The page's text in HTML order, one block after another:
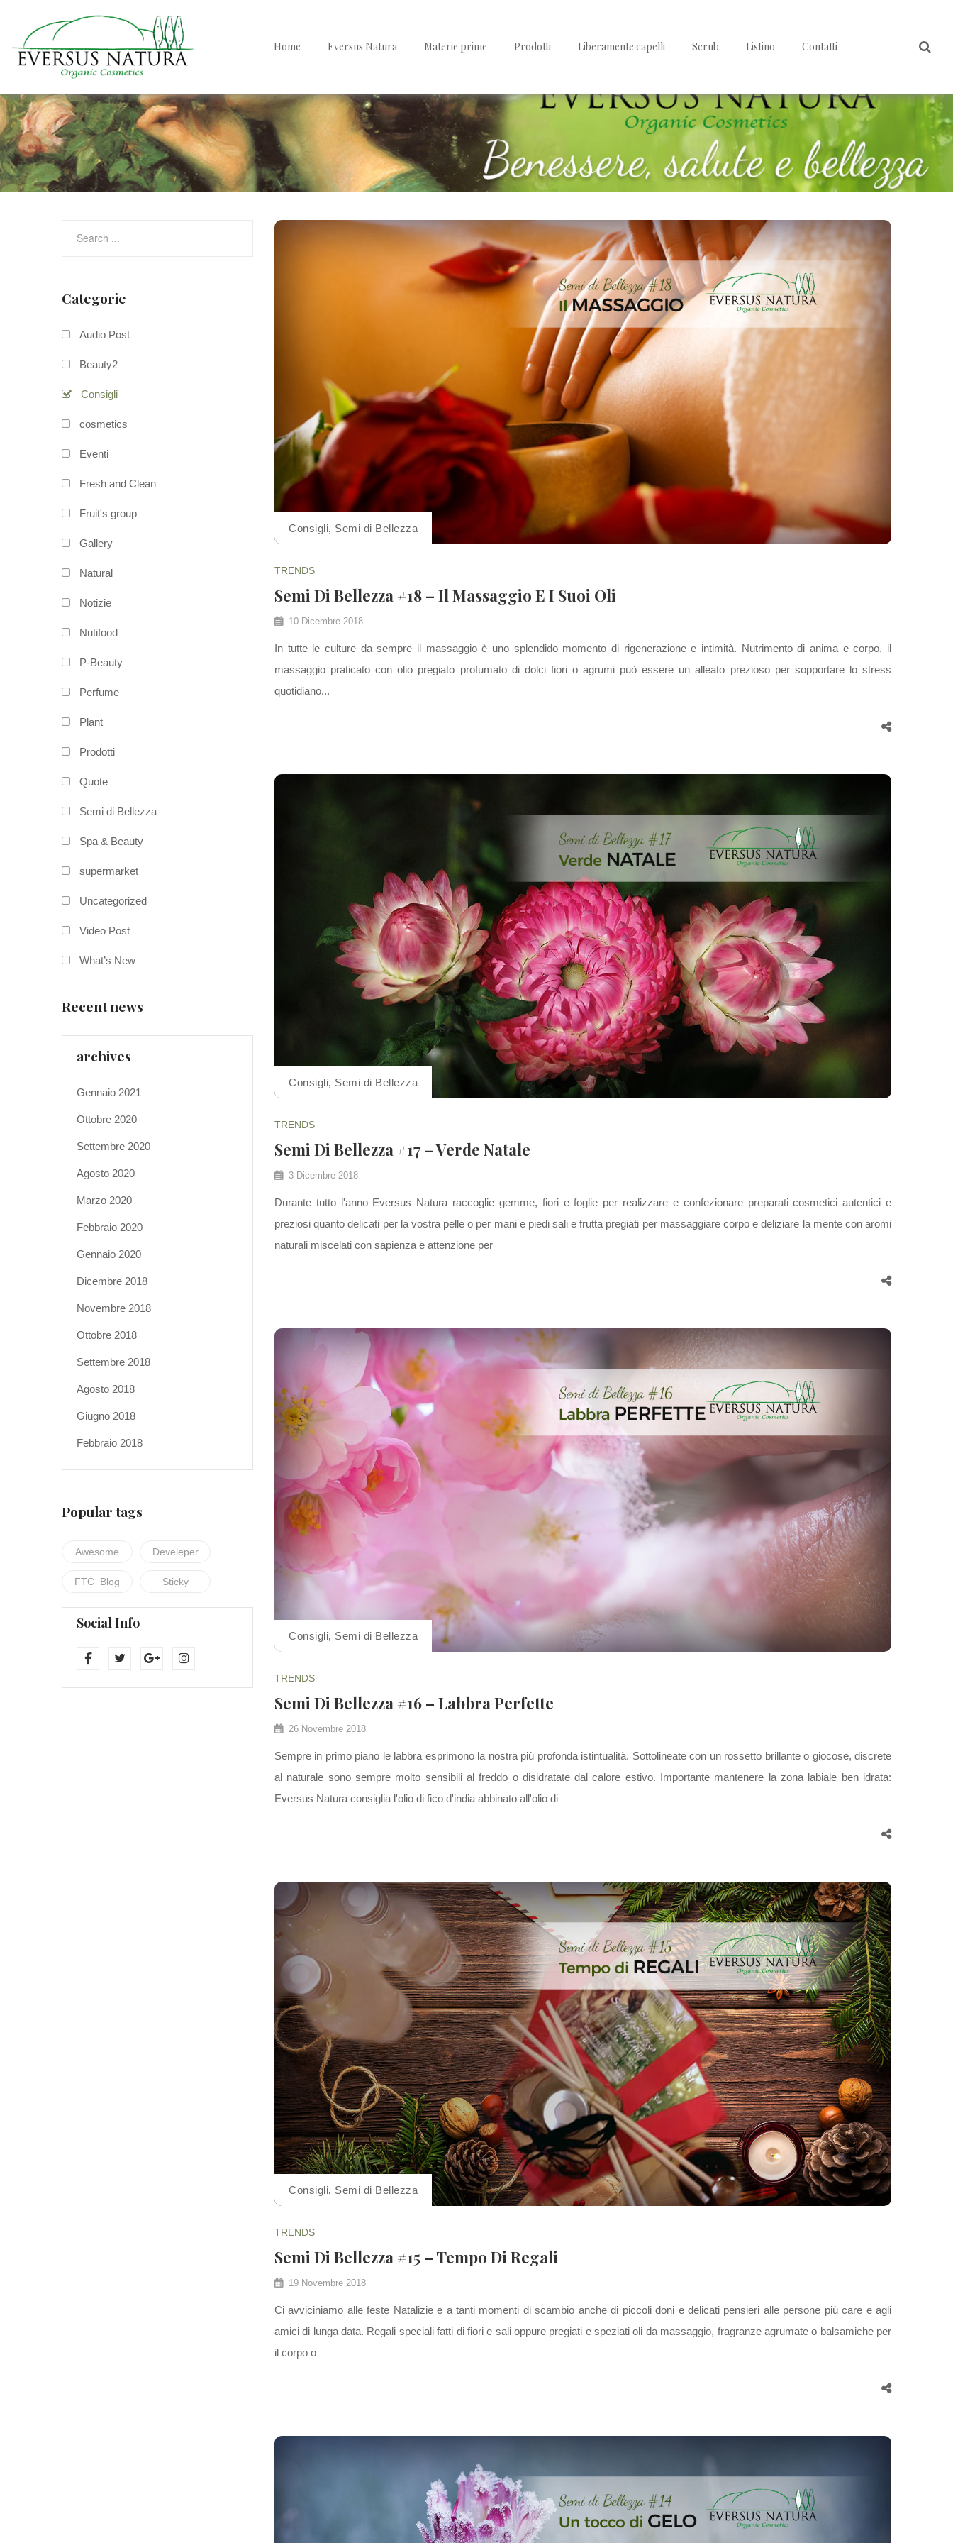
Home Eversus Natura Materie prime Prodotti Liberamente capelli Scrub Listino Contatti
Categorie
Audio Post
Beauty2
Consigli
cosmetics
Eventi
Fresh and Clean
Fruit's group
Gallery
Natural
Notizie
Nutifood
P-Beauty
Perfume
Plant
Prodotti
Quote
Semi di Bellezza
Spa & Beauty
supermarket
Uncategorized
Video Post
What’s New
Recent news
archives
Gennaio 2021
Ottobre 2020
Settembre 2020
Agosto 2020
Marzo 2020
Febbraio 2020
Gennaio 2020
Dicembre 2018
Novembre 2018
Ottobre 2018
Settembre 2018
Agosto 2018
Giugno 2018
Febbraio 2018
Popular tags
Awesome Develeper
FTC_Blog Sticky
Social Info
Consigli, Semi di Bellezza
TRENDS
Semi Di Bellezza #18 – Il Massaggio E I Suoi Oli
10 Dicembre 2018
In tutte le culture da sempre il massaggio è uno splendido momento di rigenerazione e intimità. Nutrimento di anima e corpo, il
massaggio praticato con olio pregiato profumato di dolci fiori o agrumi può essere un alleato prezioso per sopportare lo stress
quotidiano...
Consigli, Semi di Bellezza
TRENDS
Semi Di Bellezza #17 – Verde Natale
3 Dicembre 2018
Durante tutto l'anno Eversus Natura raccoglie gemme, fiori e foglie per realizzare e confezionare preparati cosmetici autentici e
preziosi quanto delicati per la vostra pelle o per mani e piedi sali e frutta pregiati per massaggiare corpo e deliziare la mente con aromi
naturali miscelati con sapienza e attenzione per
Consigli, Semi di Bellezza
TRENDS
Semi Di Bellezza #16 – Labbra Perfette
26 Novembre 2018
Sempre in primo piano le labbra esprimono la nostra più profonda istintualità. Sottolineate con un rossetto brillante o giocose, discrete
al naturale sono sempre molto sensibili al freddo o disidratate dal calore estivo. Importante mantenere la zona labiale ben idrata:
Eversus Natura consiglia l'olio di fico d'india abbinato all'olio di
Consigli, Semi di Bellezza
TRENDS
Semi Di Bellezza #15 – Tempo Di Regali
19 Novembre 2018
Ci avviciniamo alle feste Natalizie e a tanti momenti di scambio anche di piccoli doni e delicati pensieri alle persone più care e agli
amici di lunga data. Regali speciali fatti di fiori e sali oppure pregiati e speziati oli da massaggio, fragranze agrumate o balsamiche per
il corpo o